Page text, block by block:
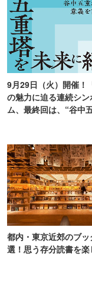
9月29日（火）開催！
の魅力に迫る連続シン
ム、最終回は、“谷中
都内・東京近郊のブ
選！思う存分読書を楽